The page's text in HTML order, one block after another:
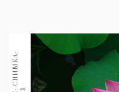
Дизайн
1272
Книги 1188